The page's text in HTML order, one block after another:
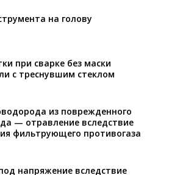
на голову
при сварке без маски
с треснувшим стеклом
из поврежденного
— отравление вследствие
фильтрующего противогаза
напряжение вследствие